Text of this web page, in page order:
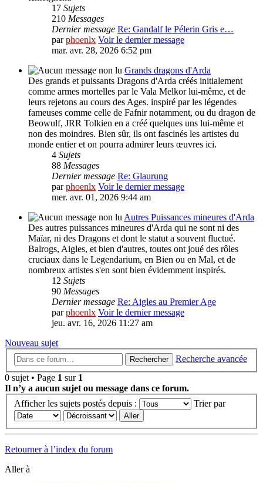
17 Sujets
210 Messages
Dernier message Re: Gandalf le Pélerin Gris e…
parphoenlx Voir le dernier message
mar. avr. 28, 2026 6:52 pm
Grands dragons d'Arda
Des grands et puissants Dragons d'Arda créés initialement
comme armes mortelles par le Vala Melkor lui-même, et de
leurs rejetons au cours des Ages. inspiré par les légendes
fameuses comme celle de Fafnir notamment, ou du dragon de
Beowulf, JRR Tolkien en a créé quelques uns lui-même et
non des moindres. Bien sûr, ils ont fascinés les artistes du
monde entier et on pourra admirer leurs œuvres ici.
4 Sujets
88 Messages
Dernier message Re: Glaurung
parphoenlx Voir le dernier message
mer. avr. 01, 2026 9:44 am
Autres Puissances mineures d'Arda
Des autres puissances mineures d'Arda qui ne sont ni des
Maïar, ni des Dragons et dont le statut a souvent fluctué.
Balrogs, Aigles, et bien d'autres, toutes ont joué des rôles
cruciaux dans le Legendarium, en Bien ou en Mal, et de
nombreux artistes s'en sont bien évidemment inspirés.
12 Sujets
90 Messages
Dernier message Re: Aigles au Premier Age
parphoenlx Voir le dernier message
jeu. avr. 16, 2026 11:27 am
Nouveau sujet
Rechercher
Recherche avancée
0 sujet • Page 1 sur 1
Il n’y a aucun sujet ou message dans ce forum.
Afficher les sujets postés depuis :
Trier par
Retourner à l’index du forum
Aller à